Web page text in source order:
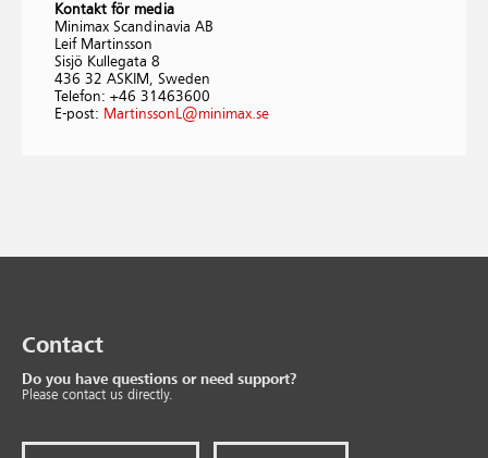
Kontakt för media
Minimax Scandinavia AB
Leif Martinsson
Sisjö Kullegata 8
436 32 ASKIM, Sweden
Telefon: +46 31463600
E-post: MartinssonL@minimax.se
Contact
Do you have questions or need support?
Please contact us directly.